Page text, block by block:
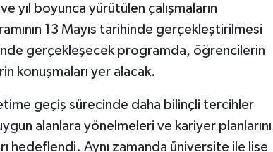
ve yıl boyunca yürütülen çalışmaların
13 Mayıs tarihinde gerçekleştirilmesi
gerçekleşecek programda, öğrencilerin
konuşmaları yer alacak.
geçiş sürecinde daha bilinçli tercihler
alanlara yönelmeleri ve kariyer planlarını
hedeflendi. Aynı zamanda üniversite ile lise